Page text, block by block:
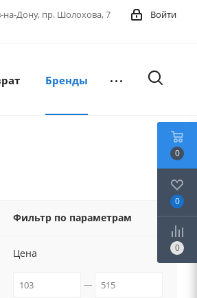
Войти
на-Дону, пр. Шолохова, 7
Бренды
Фильтр по параметрам
Цена
0
0
0